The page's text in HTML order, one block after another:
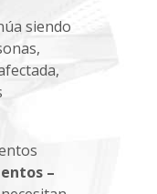
siendo
–